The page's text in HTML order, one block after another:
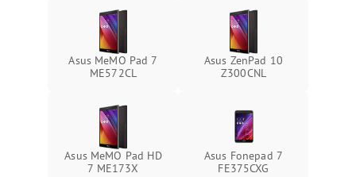
Asus MeMO Pad 7
ME572CL
Asus ZenPad 10
Z300CNL
Asus MeMO Pad HD
7 ME173X
Asus Fonepad 7
FE375CXG